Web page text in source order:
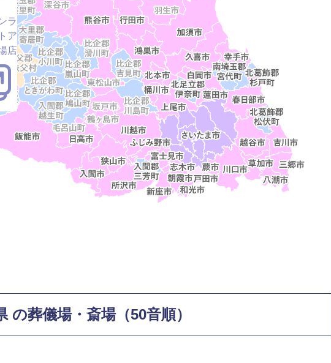
ラ
ア
店
の葬儀場・斎場（50音順）